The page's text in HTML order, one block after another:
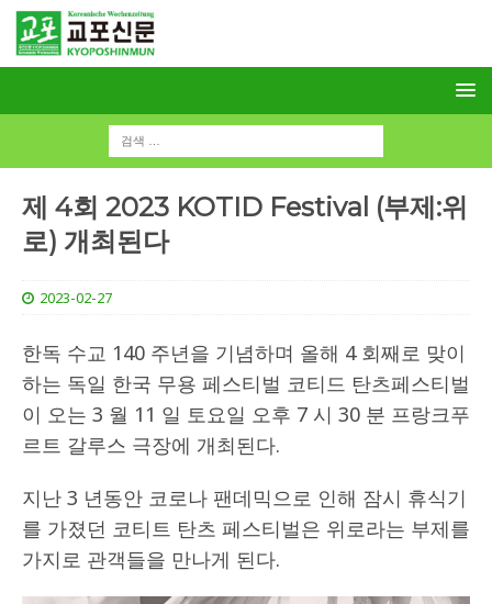
제 4회 2023 KOTID Festival (부제:위
로) 개최된다
2023-02-27
한독 수교 140 주년을 기념하며 올해 4 회째로 맞이
하는 독일 한국 무용 페스티벌 코티드 탄츠페스티벌
이 오는 3 월 11 일 토요일 오후 7 시 30 분 프랑크푸
르트 갈루스 극장에 개최된다.
지난 3 년동안 코로나 팬데믹으로 인해 잠시 휴식기
를 가졌던 코티트 탄츠 페스티벌은 위로라는 부제를
가지로 관객들을 만나게 된다.